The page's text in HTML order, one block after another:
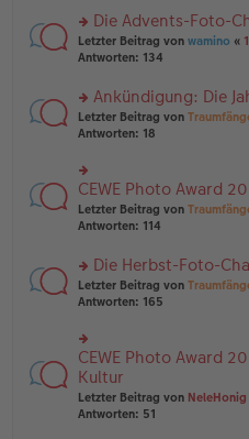
tr
a
g
el
es
e
B
ei
tr
g
rs
te
n
g
el
e
n
er
B
a
g
Die Advents-Foto-
Letzter Beitrag von wamino «
Antworten: 134
rs
te
u
n
g
el
es
n
er
B
a
g
Ankündigung: Die
Letzter Beitrag von
Antworten: 18
rs
te
r
g
el
es
n
er
B
ei
tr
a
CEWE Photo Award
Letzter Beitrag von
Antworten: 114
rs
te
u
n
g
el
es
e
Die Herbst-Foto-
Letzter Beitrag von
Antworten: 165
rs
te
r
u
n
CEWE Photo Award
Kultur
Letzter Beitrag von NeleHonig
Antworten: 51